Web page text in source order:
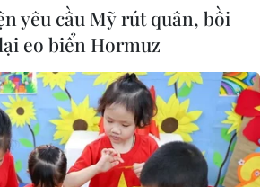
bài toán" an
huống khẩn cấp
xã Muổi Nọi, Nậm
yêu cầu Mỹ rút quân, bồi
eo biển Hormuz